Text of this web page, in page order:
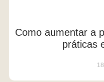
Como aumentar a
práticas